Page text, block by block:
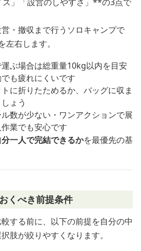
・撤収まで行うソロキャンプで
右します。
運ぶ場合は総重量10kg以内を目安
も疲れにくいです
に折りたためるか、バッグに収ま
ょう
ル数が少ない・ワンアクションで展
業でも安心です
分一人で完結できるかを最優先の基
くべき前提条件
する前に、以下の前提を自分の中
肢が絞りやすくなります。